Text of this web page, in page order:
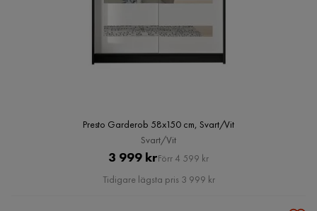
Presto Garderob 58x150 cm, Svart/Vit
Svart/Vit
Pris
3 999 krOriginal
Pris
Förr 4 599 kr
Tidigare lägsta pris 3 999 kr